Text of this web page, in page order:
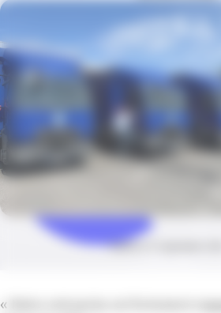
Publié le 17 septembre 2024
« Notre entreprise est fortement